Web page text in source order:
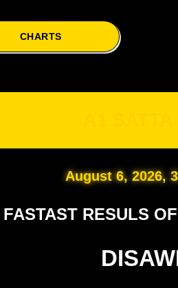
CHARTS
August 6, 2026,
FASTAST RESULS